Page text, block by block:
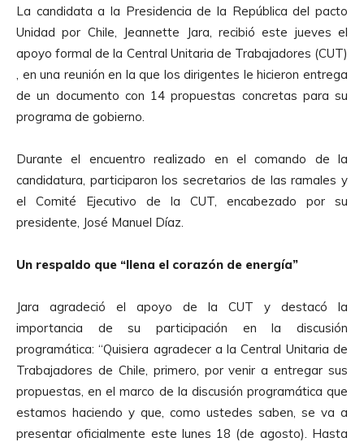
La candidata a la Presidencia de la República del pacto
Unidad por Chile, Jeannette Jara, recibió este jueves el
apoyo formal de la Central Unitaria de Trabajadores (CUT)
, en una reunión en la que los dirigentes le hicieron entrega
de un documento con 14 propuestas concretas para su
programa de gobierno.
Durante el encuentro realizado en el comando de la
candidatura, participaron los secretarios de las ramales y
el Comité Ejecutivo de la CUT, encabezado por su
presidente, José Manuel Díaz.
Un respaldo que “llena el corazón de energía”
Jara agradeció el apoyo de la CUT y destacó la
importancia de su participación en la discusión
programática: “Quisiera agradecer a la Central Unitaria de
Trabajadores de Chile, primero, por venir a entregar sus
propuestas, en el marco de la discusión programática que
estamos haciendo y que, como ustedes saben, se va a
presentar oficialmente este lunes 18 (de agosto). Hasta